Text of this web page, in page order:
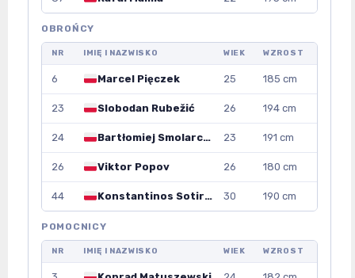
OBROŃCY
NR IMIĘ I NAZWISKO WIEK WZROST
6 Marcel Pięczek 25 185 cm
23 Slobodan Rubežić 26 194 cm
24 Bartłomiej Smolarczyk 23 191 cm
26 Viktor Popov 26 180 cm
44 Konstantinos Sotiriou 30 190 cm
POMOCNICY
NR IMIĘ I NAZWISKO WIEK WZROST